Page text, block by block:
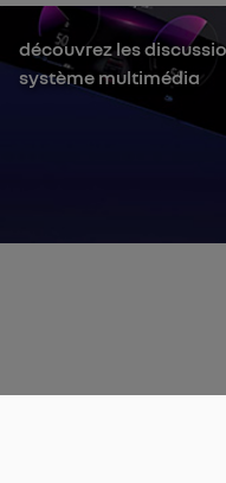
découvrez les
système multimédia